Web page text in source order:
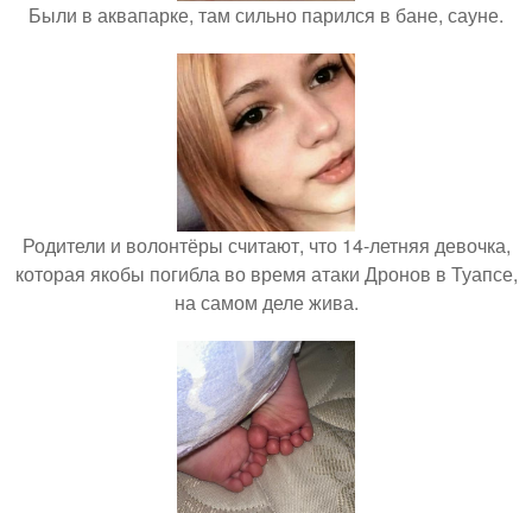
Были в аквапарке, там сильно парился в бане, сауне.
Родители и волонтёры считают, что 14-летняя девочка,
которая якобы погибла во время атаки Дронов в Туапсе,
на самом деле жива.